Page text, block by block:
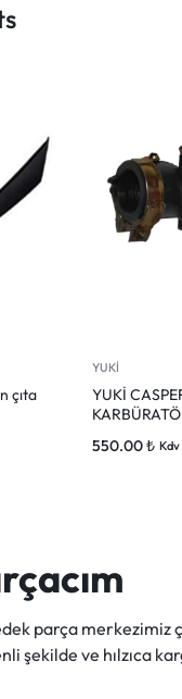
çıta
YUKİ
YUKİ
550.00₺ Kdv
parça merkezimiz
şekilde ve hılzıca